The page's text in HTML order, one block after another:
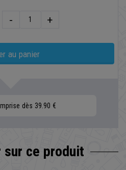
- +
au panier
dès 39.90 €
sur ce produit